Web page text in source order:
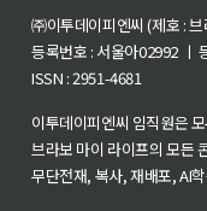
㈜이투데이피엔씨 (제호 :
등록번호 : 서울아02992 ㅣ
ISSN : 2951-4681
이투데이피엔씨 임직원은
브라보 마이 라이프의 모든
무단전재, 복사, 재배포, AI